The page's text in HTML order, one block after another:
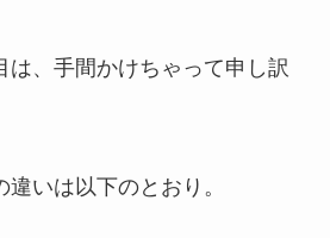
は、手間かけちゃって申し訳
いは以下のとおり。